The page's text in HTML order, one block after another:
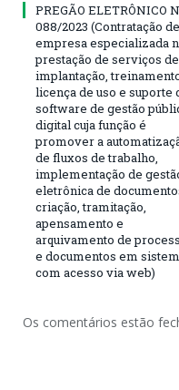
PREGÃO ELETRÔNICO
088/2023 (Contratação de
empresa especializada
prestação de serviços de
implantação,
licença de uso e suporte
software de gestão
digital cuja função é
promover a
de fluxos de trabalho,
implementação de
eletrônica de
criação, tramitação,
apensamento e
arquivamento de
e documentos em
com acesso via web)
Os comentários estão